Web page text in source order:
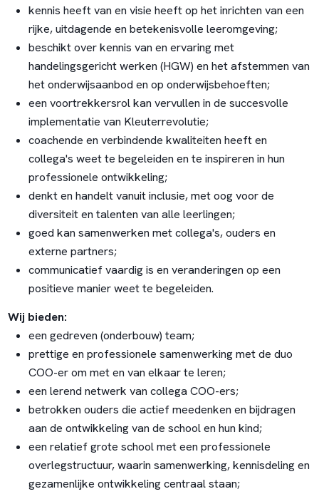
kennis heeft van en visie heeft op het inrichten van een
rijke, uitdagende en betekenisvolle leeromgeving;
beschikt over kennis van en ervaring met
handelingsgericht werken (HGW) en het afstemmen van
het onderwijsaanbod en op onderwijsbehoeften;
een voortrekkersrol kan vervullen in de succesvolle
implementatie van Kleuterrevolutie;
coachende en verbindende kwaliteiten heeft en
collega's weet te begeleiden en te inspireren in hun
professionele ontwikkeling;
denkt en handelt vanuit inclusie, met oog voor de
diversiteit en talenten van alle leerlingen;
goed kan samenwerken met collega's, ouders en
externe partners;
communicatief vaardig is en veranderingen op een
positieve manier weet te begeleiden.
Wij bieden:
een gedreven (onderbouw) team;
prettige en professionele samenwerking met de duo
COO-er om met en van elkaar te leren;
een lerend netwerk van collega COO-ers;
betrokken ouders die actief meedenken en bijdragen
aan de ontwikkeling van de school en hun kind;
een relatief grote school met een professionele
overlegstructuur, waarin samenwerking, kennisdeling en
gezamenlijke ontwikkeling centraal staan;